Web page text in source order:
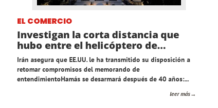
EL COMERCIO
Investigan la corta distancia que
hubo entre el helicóptero de...
Irán asegura que EE.UU. le ha transmitido su disposición a
retomar compromisos del memorando de
entendimientoHamás se desarmará después de 40 años:...
leer más